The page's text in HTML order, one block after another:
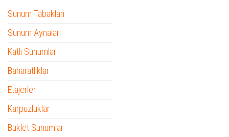
Sunum Tabakları
Sunum Aynaları
Katlı Sunumlar
Baharatlıklar
Etajerler
Karpuzluklar
Buklet Sunumlar